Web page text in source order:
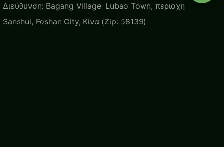
Διεύθυνση: Bagang Village, Lubao Town, περιοχή
Sanshui, Foshan City, Κίνα (Zip: 58139)